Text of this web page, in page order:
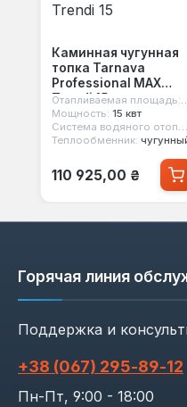
Каминная чугунная
топка Tarnava
Professional MAX
Trendi 15
Мощность: 15 квт
Система водяного отопления:
Теплообменник:
Обычная цена:
110 925,00 ₴
Горячая линия
Поддержка и
+38 (067) 295‑89‑12
Пн-Пт, 9:00 - 18:00